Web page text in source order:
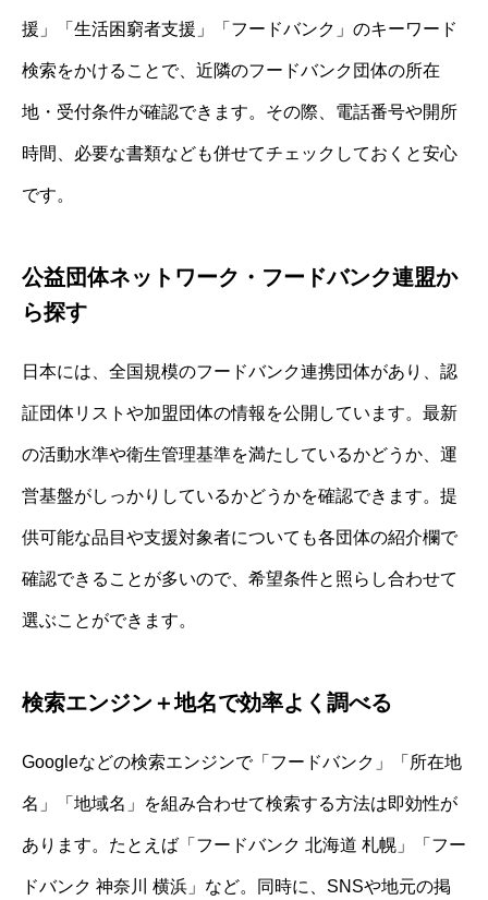
援」「生活困窮者支援」「フードバンク」のキーワード
検索をかけることで、近隣のフードバンク団体の所在
地・受付条件が確認できます。その際、電話番号や開所
時間、必要な書類なども併せてチェックしておくと安心
です。
公益団体ネットワーク・フードバンク連盟か
ら探す
日本には、全国規模のフードバンク連携団体があり、認
証団体リストや加盟団体の情報を公開しています。最新
の活動水準や衛生管理基準を満たしているかどうか、運
営基盤がしっかりしているかどうかを確認できます。提
供可能な品目や支援対象者についても各団体の紹介欄で
確認できることが多いので、希望条件と照らし合わせて
選ぶことができます。
検索エンジン＋地名で効率よく調べる
Googleなどの検索エンジンで「フードバンク」「所在地
名」「地域名」を組み合わせて検索する方法は即効性が
あります。たとえば「フードバンク 北海道 札幌」「フー
ドバンク 神奈川 横浜」など。同時に、SNSや地元の掲